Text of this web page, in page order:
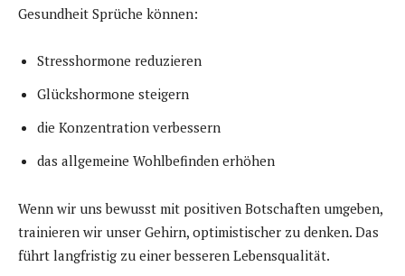
Gesundheit Sprüche können:
Stresshormone reduzieren
Glückshormone steigern
die Konzentration verbessern
das allgemeine Wohlbefinden erhöhen
Wenn wir uns bewusst mit positiven Botschaften umgeben,
trainieren wir unser Gehirn, optimistischer zu denken. Das
führt langfristig zu einer besseren Lebensqualität.